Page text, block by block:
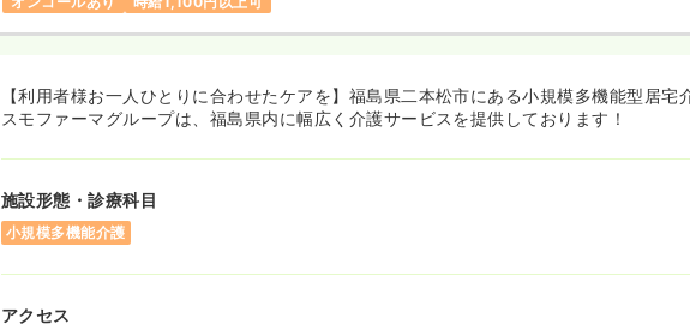
【利用者様お一人ひとりに合わせたケアを】福島県二本松市にある小規模多機能型居宅
スモファーマグループは、福島県内に幅広く介護サービスを提供しております！
施設形態・診療科目
小規模多機能介護
アクセス